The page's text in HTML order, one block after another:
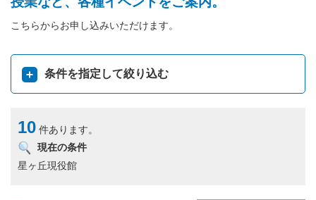
こちらからお申し込みいただけます。
条件を指定して絞り込む
10 件あります。
現在の条件
星ヶ丘現役館